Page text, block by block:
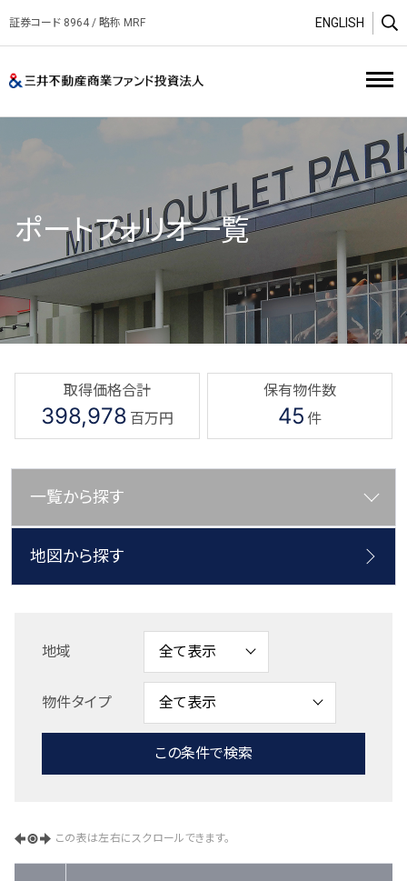
証券コード 8964 / 略称 MRF ENGLISH
ポートフォリオ一覧
取得価格合計
398,978 百万円
保有物件数
45 件
一覧から探す
地図から探す
地域
物件タイプ
この表は左右にスクロールできます。